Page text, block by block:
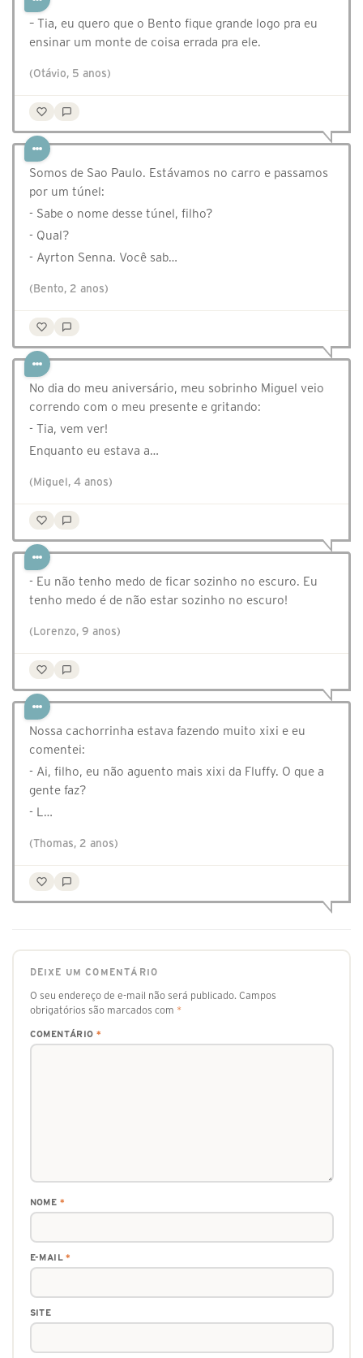
– Tia, eu quero que o Bento fique grande logo pra eu
ensinar um monte de coisa errada pra ele.
(Otávio, 5 anos)
Somos de Sao Paulo. Estávamos no carro e passamos
por um túnel:
- Sabe o nome desse túnel, filho?
- Qual?
- Ayrton Senna. Você sab…
(Bento, 2 anos)
No dia do meu aniversário, meu sobrinho Miguel veio
correndo com o meu presente e gritando:⠀
- Tia, vem ver!⠀
Enquanto eu estava a…
(Miguel, 4 anos)
- Eu não tenho medo de ficar sozinho no escuro. Eu
tenho medo é de não estar sozinho no escuro!
(Lorenzo, 9 anos)
Nossa cachorrinha estava fazendo muito xixi e eu
comentei:
- Ai, filho, eu não aguento mais xixi da Fluffy. O que a
gente faz?
- L…
(Thomas, 2 anos)
DEIXE UM COMENTÁRIO
O seu endereço de e-mail não será publicado. Campos
obrigatórios são marcados com *
COMENTÁRIO *
NOME *
E-MAIL*
SITE